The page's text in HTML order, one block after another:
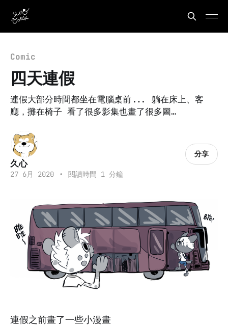
Comic
四天連假
連假大部分時間都坐在電腦桌前... 躺在床上、客
廳，攤在椅子 看了很多影集也畫了很多圖…
久心
27 6月 2020 • 閱讀時間 1 分鐘
分享
連假之前畫了一些小漫畫